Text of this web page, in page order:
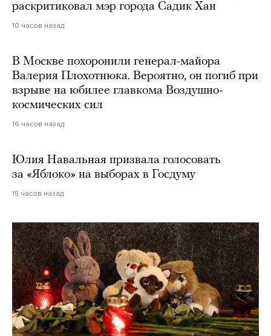
раскритиковал мэр города Садик Хан
10 часов назад
В Москве похоронили генерал-майора
Валерия Плохотнюка. Вероятно, он погиб при
взрыве на юбилее главкома Воздушно-
космических сил
16 часов назад
Юлия Навальная призвала голосовать
за «Яблоко» на выборах в Госдуму
15 часов назад